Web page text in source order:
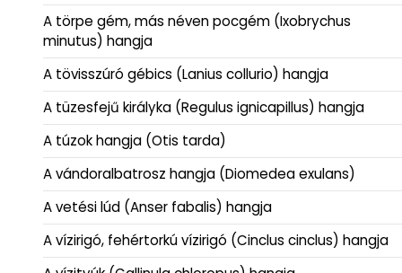
A törpe gém, más néven pocgém (Ixobrychus
minutus) hangja
A tövisszúró gébics (Lanius collurio) hangja
A tüzesfejű királyka (Regulus ignicapillus) hangja
A túzok hangja (Otis tarda)
A vándoralbatrosz hangja (Diomedea exulans)
A vetési lúd (Anser fabalis) hangja
A vízirigó, fehértorkú vízirigó (Cinclus cinclus) hangja